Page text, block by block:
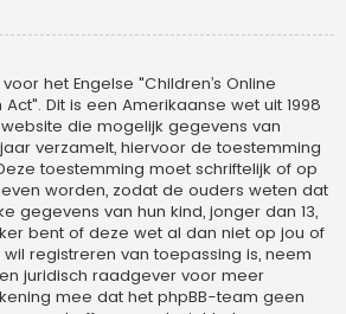
het Engelse "Children’s Online
Dit is een Amerikaanse wet uit 1998
die mogelijk gegevens van
verzamelt, hiervoor de toestemming
toestemming moet schriftelijk of op
worden, zodat de ouders weten dat
gegevens van hun kind, jonger dan 13,
bent of deze wet al dan niet op jou of
registreren van toepassing is, neem
juridisch raadgever voor meer
mee dat het phpBB-team geen